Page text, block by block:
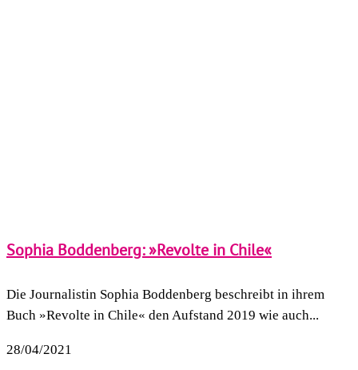
Sophia Boddenberg: »Revolte in Chile«
Die Journalistin Sophia Boddenberg beschreibt in ihrem
Buch »Revolte in Chile« den Aufstand 2019 wie auch...
28/04/2021